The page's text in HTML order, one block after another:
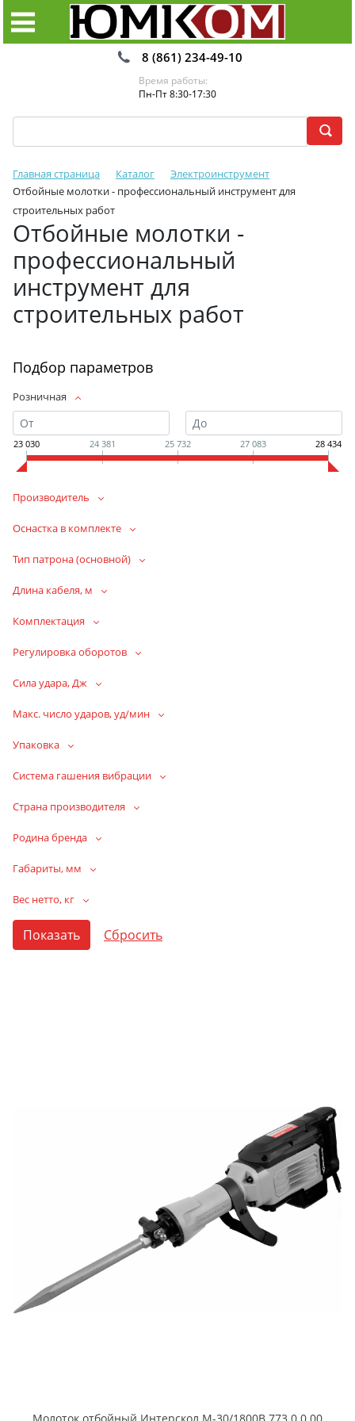
8 (861) 234-49-10
Время работы:
Пн-Пт 8:30-17:30
Главная страница Каталог
Электроинструмент
Отбойные молотки - профессиональный инструмент для
строительных работ
Отбойные молотки -
профессиональный
инструмент для
строительных работ
Подбор параметров
Розничная
23 030 24 381 25 732 27 083 28 434
Производитель
Оснастка в комплекте
Тип патрона (основной)
Длина кабеля, м
Комплектация
Регулировка оборотов
Сила удара, Дж
Макс. число ударов, уд/мин
Упаковка
Система гашения вибрации
Страна производителя
Родина бренда
Габариты, мм
Вес нетто, кг